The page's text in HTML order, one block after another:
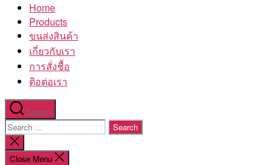
โรงงานHome
Products
ขนส่งสินค้า
เกี่ยวกับเรา
การสั่งชื้อ
ติอต่อเรา
Search
Search
for:
Close
search
Close Menu